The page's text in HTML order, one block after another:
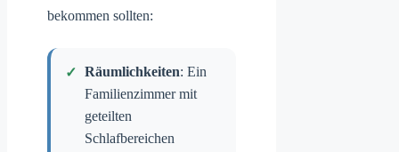
bekommen sollten:
Räumlichkeiten: Ein
Familienzimmer mit
geteilten
Schlafbereichen